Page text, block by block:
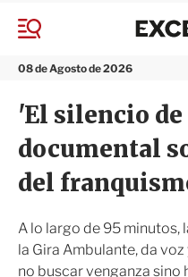
M
n
08 de Agosto de 2026
'El silencio de
documental
del
A lo largo de 95 minutos,
la Gira Ambulante, da
no buscar venganza